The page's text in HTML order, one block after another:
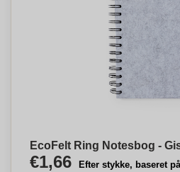
EcoFelt Ring Notesbog -
€1,66 Efter stykke, baseret